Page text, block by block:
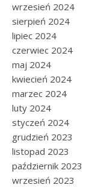
wrzesień 2024
sierpień 2024
lipiec 2024
czerwiec 2024
maj 2024
kwiecień 2024
marzec 2024
luty 2024
styczeń 2024
grudzień 2023
listopad 2023
październik 2023
wrzesień 2023